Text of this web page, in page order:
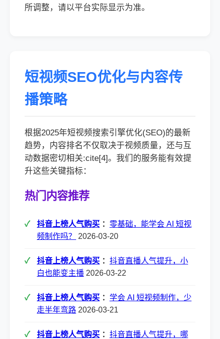
所调整，请以平台实际显示为准。
短视频SEO优化与内容传
播策略
根据2025年短视频搜索引擎优化(SEO)的最新
趋势，内容排名不仅取决于视频质量，还与互
动数据密切相关:cite[4]。我们的服务能有效提
升这些关键指标：
热门内容推荐
抖音上榜人气购买 ： 零基础，能学会 AI 短视
频制作吗？
2026-03-20
抖音上榜人气购买 ： 抖音直播人气提升，小
白也能变主播 2026-03-22
抖音上榜人气购买 ： 学会 AI 短视频制作，少
走半年弯路 2026-03-21
抖音上榜人气购买 ： 抖音直播人气提升，哪